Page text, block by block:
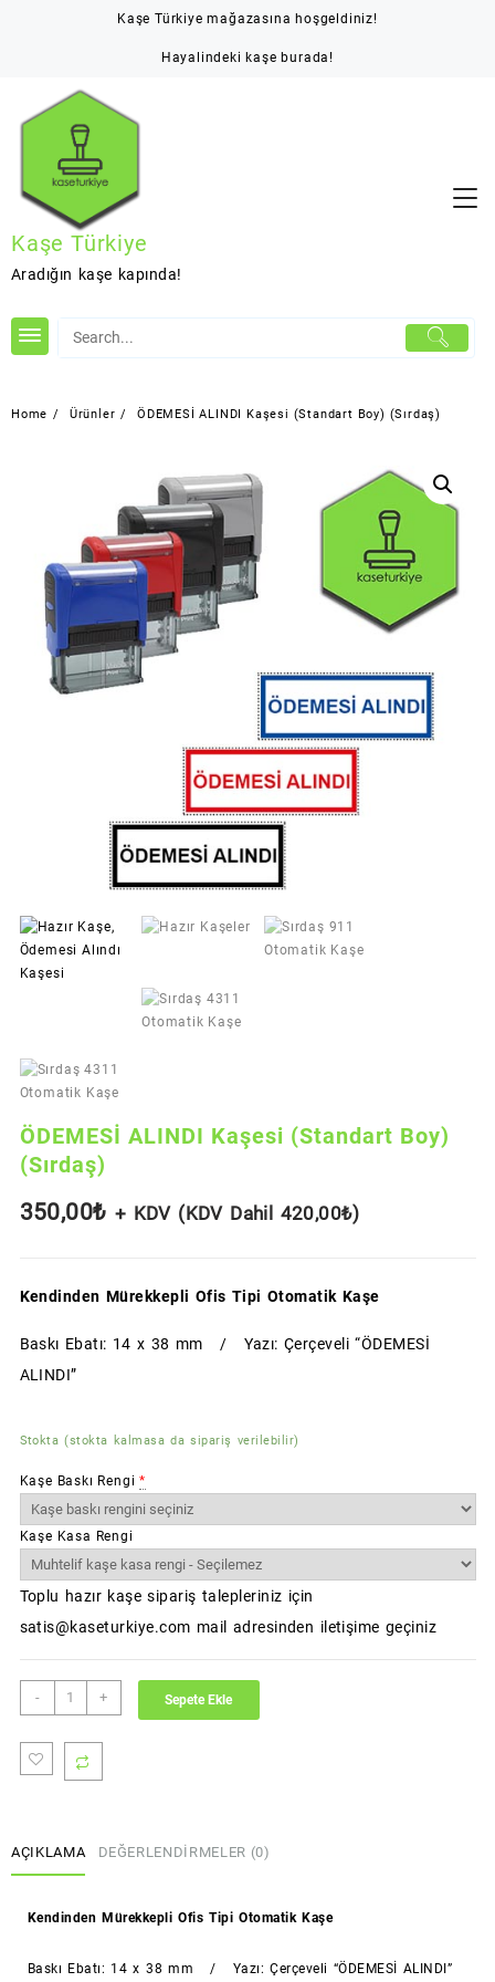
Kaşe Türkiye mağazasına hoşgeldiniz!
Hayalindeki kaşe burada!
Kaşe Türkiye
Aradığın kaşe kapında!
Home Ürünler ÖDEMESİ ALINDI Kaşesi (Standart Boy) (Sırdaş)
ÖDEMESİ ALINDI Kaşesi (Standart Boy)
(Sırdaş)
350,00₺ + KDV (KDV Dahil 420,00₺)
Kendinden Mürekkepli Ofis Tipi Otomatik Kaşe
Baskı Ebatı: 14 x 38 mm / Yazı: Çerçeveli “ÖDEMESİ
ALINDI”
Stokta (stokta kalmasa da sipariş verilebilir)
Kaşe Baskı Rengi *
Kaşe Kasa Rengi
Toplu hazır kaşe sipariş talepleriniz için
satis@kaseturkiye.com mail adresinden iletişime geçiniz
-
ÖDEMESİ
ALINDI
(Standart
Boy)
+ Sepete Ekle
AÇIKLAMA DEĞERLENDIRMELER (0)
Kendinden Mürekkepli Ofis Tipi Otomatik Kaşe
Baskı Ebatı: 14 x 38 mm / Yazı: Çerçeveli “ÖDEMESİ ALINDI”